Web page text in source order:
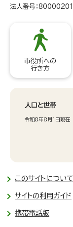
法人番号：
市役所への
行き方
人口と世帯
令和8年8月1日現在
このサイトについて
サイトの利用ガイド
携帯電話版